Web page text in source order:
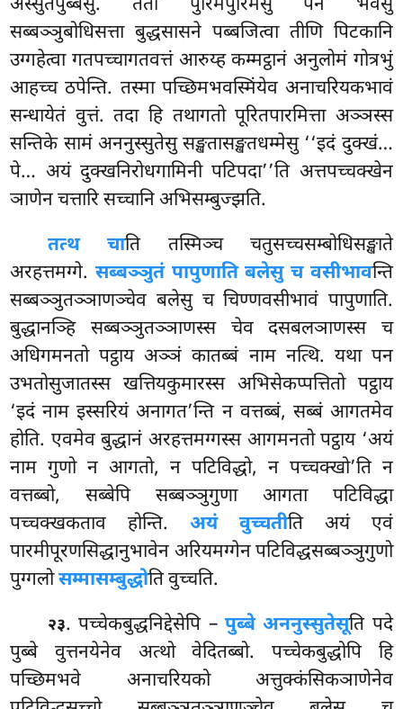
अस्सुतपुब्बेसु. ततो पुरिमपुरिमेसु पन भवेसु
सब्बञ्ञुबोधिसत्ता बुद्धसासने पब्बजित्वा तीणि पिटकानि
उग्गहेत्वा गतपच्चागतवत्तं आरुय्ह कम्मट्ठानं अनुलोमं गोत्रभुं
आहच्च ठपेन्ति. तस्मा पच्छिमभवस्मिंयेव अनाचरियकभावं
सन्धायेतं वुत्तं. तदा हि तथागतो पूरितपारमित्ता अञ्ञस्स
सन्तिके सामं अननुस्सुतेसु सङ्खतासङ्खतधम्मेसु ‘‘इदं दुक्खं…
पे… अयं दुक्खनिरोधगामिनी पटिपदा’’ति अत्तपच्चक्खेन
ञाणेन चत्तारि सच्चानि अभिसम्बुज्झति.
तत्थ चाति तस्मिञ्च चतुसच्चसम्बोधिसङ्खाते
अरहत्तमग्गे. सब्बञ्ञुतं पापुणाति बलेसु च वसीभावन्ति
सब्बञ्ञुतञ्ञाणञ्चेव बलेसु च चिण्णवसीभावं पापुणाति.
बुद्धानञ्हि सब्बञ्ञुतञ्ञाणस्स चेव दसबलञाणस्स च
अधिगमनतो पट्ठाय अञ्ञं कातब्बं नाम नत्थि. यथा पन
उभतोसुजातस्स खत्तियकुमारस्स अभिसेकप्पत्तितो पट्ठाय
‘इदं नाम इस्सरियं अनागत’न्ति न वत्तब्बं, सब्बं आगतमेव
होति. एवमेव बुद्धानं अरहत्तमग्गस्स आगमनतो पट्ठाय ‘अयं
नाम गुणो न आगतो, न पटिविद्धो, न पच्चक्खो’ति न
वत्तब्बो, सब्बेपि सब्बञ्ञुगुणा आगता पटिविद्धा
पच्चक्खकताव होन्ति.अयं वुच्चतीति अयं एवं
पारमीपूरणसिद्धानुभावेन अरियमग्गेन पटिविद्धसब्बञ्ञुगुणो
पुग्गलोसम्मासम्बुद्धोति वुच्चति.
२३. पच्चेकबुद्धनिद्देसेपि –पुब्बे अननुस्सुतेसूति पदे
पुब्बे वुत्तनयेनेव अत्थो वेदितब्बो. पच्चेकबुद्धोपि हि
पच्छिमभवे अनाचरियको अत्तुक्कंसिकञाणेनेव